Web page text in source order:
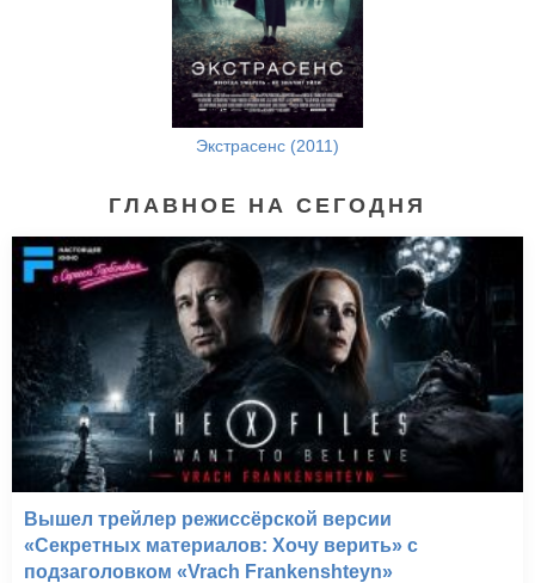
Экстрасенс (2011)
ГЛАВНОЕ НА СЕГОДНЯ
Вышел трейлер режиссёрской версии
«Секретных материалов: Хочу верить» с
подзаголовком «Vrach Frankenshteyn»